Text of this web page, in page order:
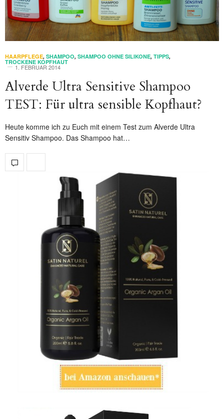
HAARPFLEGE, SHAMPOO, SHAMPOO OHNE SILIKONE, TIPPS,
TROCKENE KOPFHAUT
1. FEBRUAR 2014
Alverde Ultra Sensitive Shampoo
TEST: Für ultra sensible Kopfhaut?
Heute komme ich zu Euch mit einem Test zum Alverde Ultra
Sensitiv Shampoo. Das Shampoo hat…